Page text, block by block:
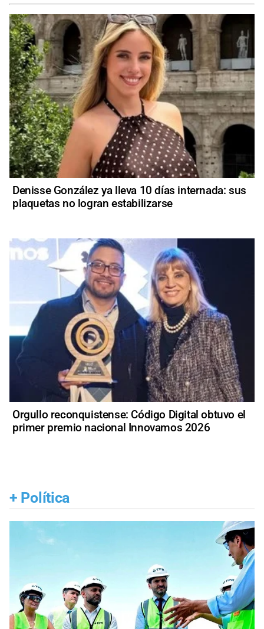
Denisse González ya lleva 10 días internada: sus
plaquetas no logran estabilizarse
Orgullo reconquistense: Código Digital obtuvo el
primer premio nacional Innovamos 2026
+ Política